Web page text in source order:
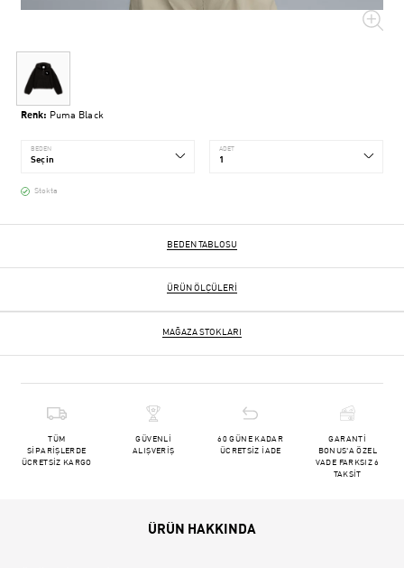
Renk: Puma Black
BEDEN ADET
Stokta
BEDEN TABLOSU
ÜRÜN ÖLÇÜLERI
MAĞAZA STOKLARI
TÜM
SİPARİŞLERDE
ÜCRETSİZ KARGO
GÜVENLİ
ALIŞVERİŞ
60 GÜNE KADAR
ÜCRETSİZ İADE
GARANTİ
BONUS'A ÖZEL
VADE FARKSIZ 6
TAKSİT
ÜRÜN HAKKINDA